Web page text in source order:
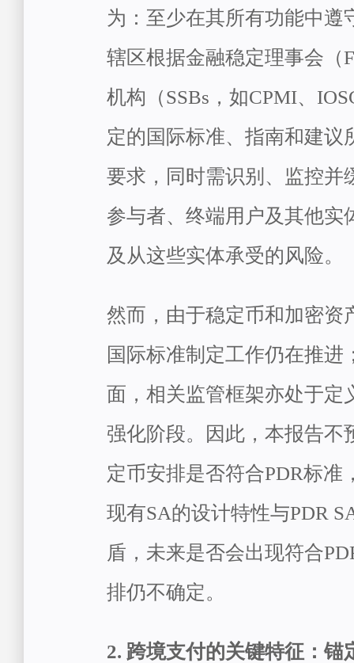
为：至少在其所有功能中遵
辖区根据金融稳定理事会（
机构（SSBs，如CPMI、
定的国际标准、指南和建议
要求，同时需识别、监控并
参与者、终端用户及其他实
及从这些实体承受的风险。
然而，由于稳定币和加密资
国际标准制定工作仍在推进
面，相关监管框架亦处于定
强化阶段。因此，本报告不
定币安排是否符合PDR标准
现有SA的设计特性与PDR
盾，未来是否会出现符合
排仍不确定。
2. 跨境支付的关键特征：锚